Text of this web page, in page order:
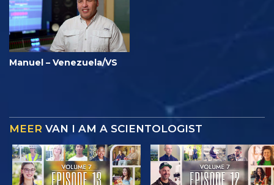
Manuel – Venezuela/VS
MEER VAN I AM A SCIENTOLOGIST